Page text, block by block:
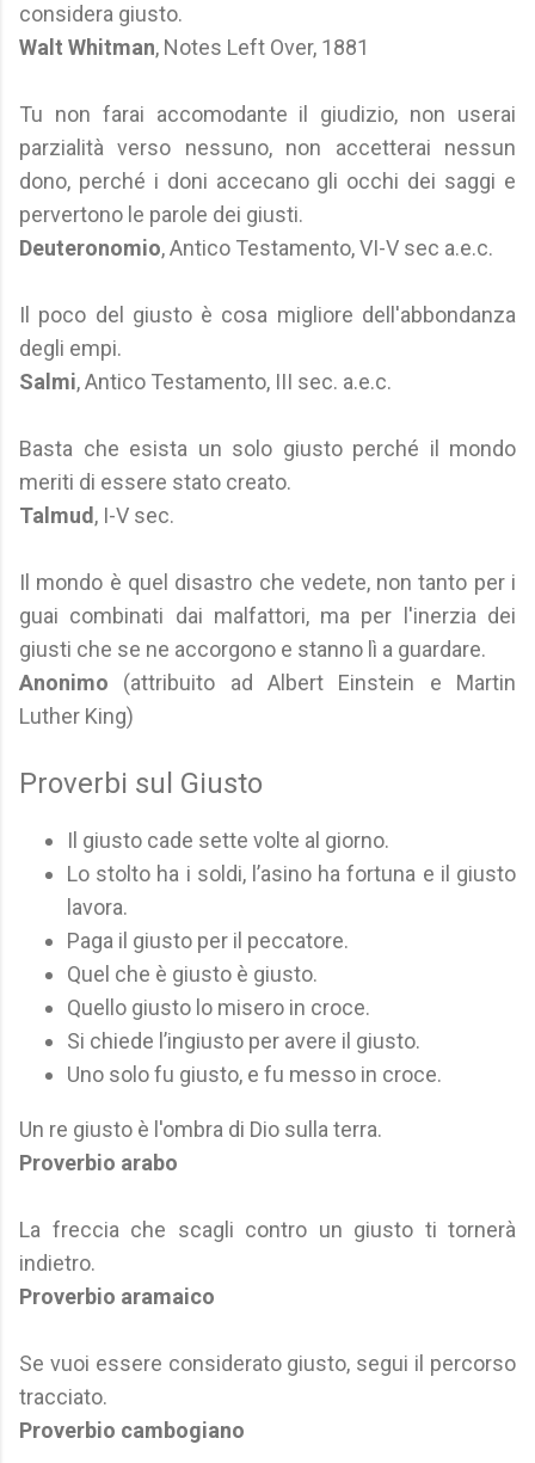
considera giusto.
Walt Whitman, Notes Left Over, 1881
Tu non farai accomodante il giudizio, non userai
parzialità verso nessuno, non accetterai nessun
dono, perché i doni accecano gli occhi dei saggi e
pervertono le parole dei giusti.
Deuteronomio, Antico Testamento, VI-V sec a.e.c.
Il poco del giusto è cosa migliore dell'abbondanza
degli empi.
Salmi, Antico Testamento, III sec. a.e.c.
Basta che esista un solo giusto perché il mondo
meriti di essere stato creato.
Talmud , I-V sec.
Il mondo è quel disastro che vedete, non tanto per i
guai combinati dai malfattori, ma per l'inerzia dei
giusti che se ne accorgono e stanno lì a guardare.
Anonimo (attribuito ad Albert Einstein e Martin
Luther King)
Proverbi sul Giusto
Il giusto cade sette volte al giorno.
Lo stolto ha i soldi, l’asino ha fortuna e il giusto
lavora.
Paga il giusto per il peccatore.
Quel che è giusto è giusto.
Quello giusto lo misero in croce.
Si chiede l’ingiusto per avere il giusto.
Uno solo fu giusto, e fu messo in croce.
Un re giusto è l'ombra di Dio sulla terra.
Proverbio arabo
La freccia che scagli contro un giusto ti tornerà
indietro.
Proverbio aramaico
Se vuoi essere considerato giusto, segui il percorso
tracciato.
Proverbio cambogiano